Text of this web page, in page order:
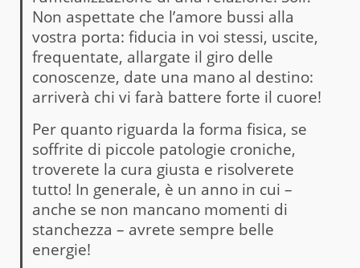
Non aspettate che l’amore bussi alla
vostra porta: fiducia in voi stessi, uscite,
frequentate, allargate il giro delle
conoscenze, date una mano al destino:
arriverà chi vi farà battere forte il cuore!
Per quanto riguarda la forma fisica, se
soffrite di piccole patologie croniche,
troverete la cura giusta e risolverete
tutto! In generale, è un anno in cui –
anche se non mancano momenti di
stanchezza – avrete sempre belle
energie!